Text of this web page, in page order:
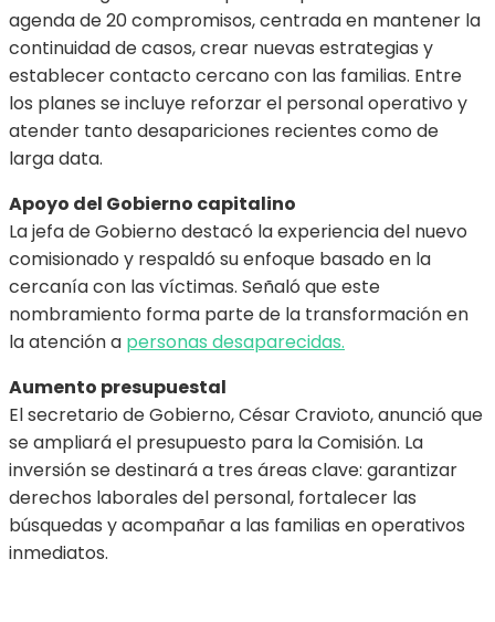
agenda de 20 compromisos, centrada en mantener la
continuidad de casos, crear nuevas estrategias y
establecer contacto cercano con las familias. Entre
los planes se incluye reforzar el personal operativo y
atender tanto desapariciones recientes como de
larga data.
Apoyo del Gobierno capitalino
La jefa de Gobierno destacó la experiencia del nuevo
comisionado y respaldó su enfoque basado en la
cercanía con las víctimas. Señaló que este
nombramiento forma parte de la transformación en
la atención a personas desaparecidas.
Aumento presupuestal
El secretario de Gobierno, César Cravioto, anunció que
se ampliará el presupuesto para la Comisión. La
inversión se destinará a tres áreas clave: garantizar
derechos laborales del personal, fortalecer las
búsquedas y acompañar a las familias en operativos
inmediatos.